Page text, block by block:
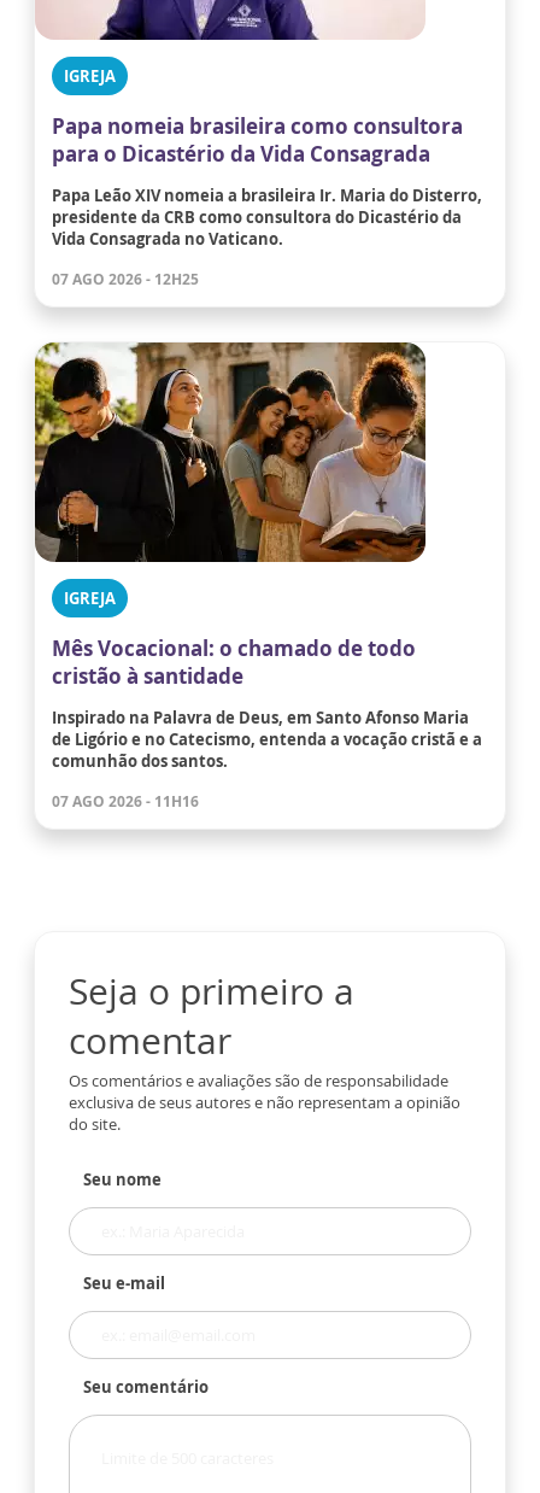
IGREJA
Papa nomeia brasileira como consultora
para o Dicastério da Vida Consagrada
Papa Leão XIV nomeia a brasileira Ir. Maria do Disterro,
presidente da CRB como consultora do Dicastério da
Vida Consagrada no Vaticano.
07 AGO 2026 - 12H25
IGREJA
Mês Vocacional: o chamado de todo
cristão à santidade
Inspirado na Palavra de Deus, em Santo Afonso Maria
de Ligório e no Catecismo, entenda a vocação cristã e a
comunhão dos santos.
07 AGO 2026 - 11H16
Seja o primeiro a
comentar
Os comentários e avaliações são de responsabilidade
exclusiva de seus autores e não representam a opinião
do site.
Seu nome
Seu e-mail
Seu comentário